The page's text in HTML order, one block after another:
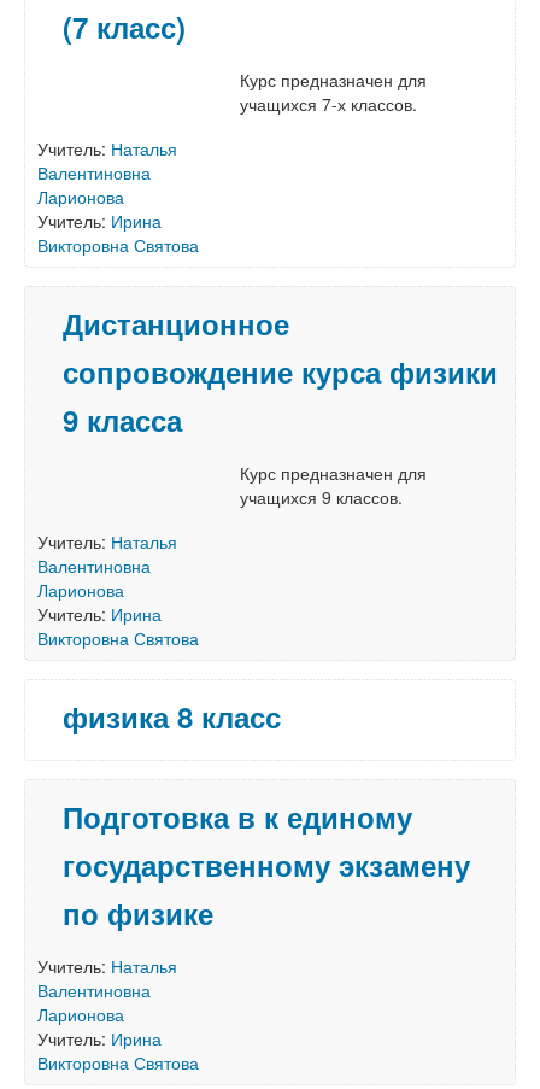
(7 класс)
Курс предназначен для
учащихся 7-х классов.
Учитель: Наталья
Валентиновна
Ларионова
Учитель: Ирина
Викторовна Святова
Дистанционное
сопровождение курса физики
9 класса
Курс предназначен для
учащихся 9 классов.
Учитель: Наталья
Валентиновна
Ларионова
Учитель: Ирина
Викторовна Святова
физика 8 класс
Подготовка в к единому
государственному экзамену
по физике
Учитель: Наталья
Валентиновна
Ларионова
Учитель: Ирина
Викторовна Святова